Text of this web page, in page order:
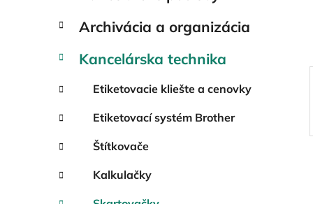
l
Archivácia a organizácia
Kancelárska technika
Etiketovacie kliešte a cenovky
Etiketovací systém Brother
Štítkovače
Kalkulačky